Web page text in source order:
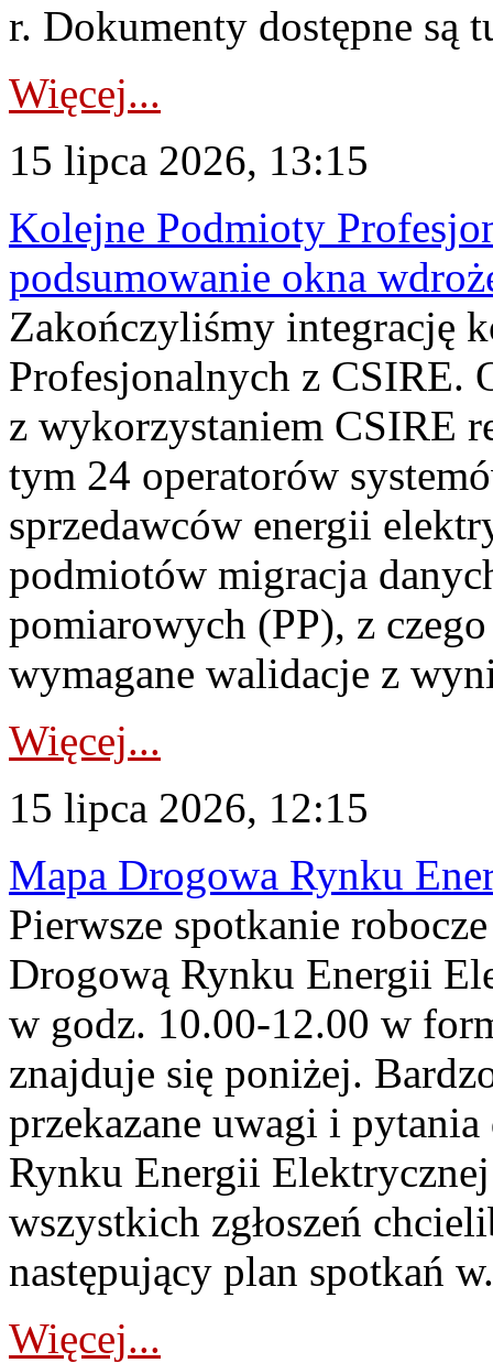
r. Dokumenty dostępne są
Więcej...
15 lipca 2026, 13:15
Kolejne Podmioty
podsumowanie okna
Zakończyliśmy integrację
Profesjonalnych z CSIRE.
z wykorzystaniem CSIRE
tym 24 operatorów
sprzedawców energii
podmiotów migracja
pomiarowych (PP), z
wymagane walidacje z
Więcej...
15 lipca 2026, 12:15
Mapa Drogowa Rynku
Pierwsze spotkanie
Drogową Rynku Energii
w godz. 10.00-12.00 w
znajduje się poniżej.
przekazane uwagi i
Rynku Energii
wszystkich zgłoszeń
następujący plan spotkań
Więcej...